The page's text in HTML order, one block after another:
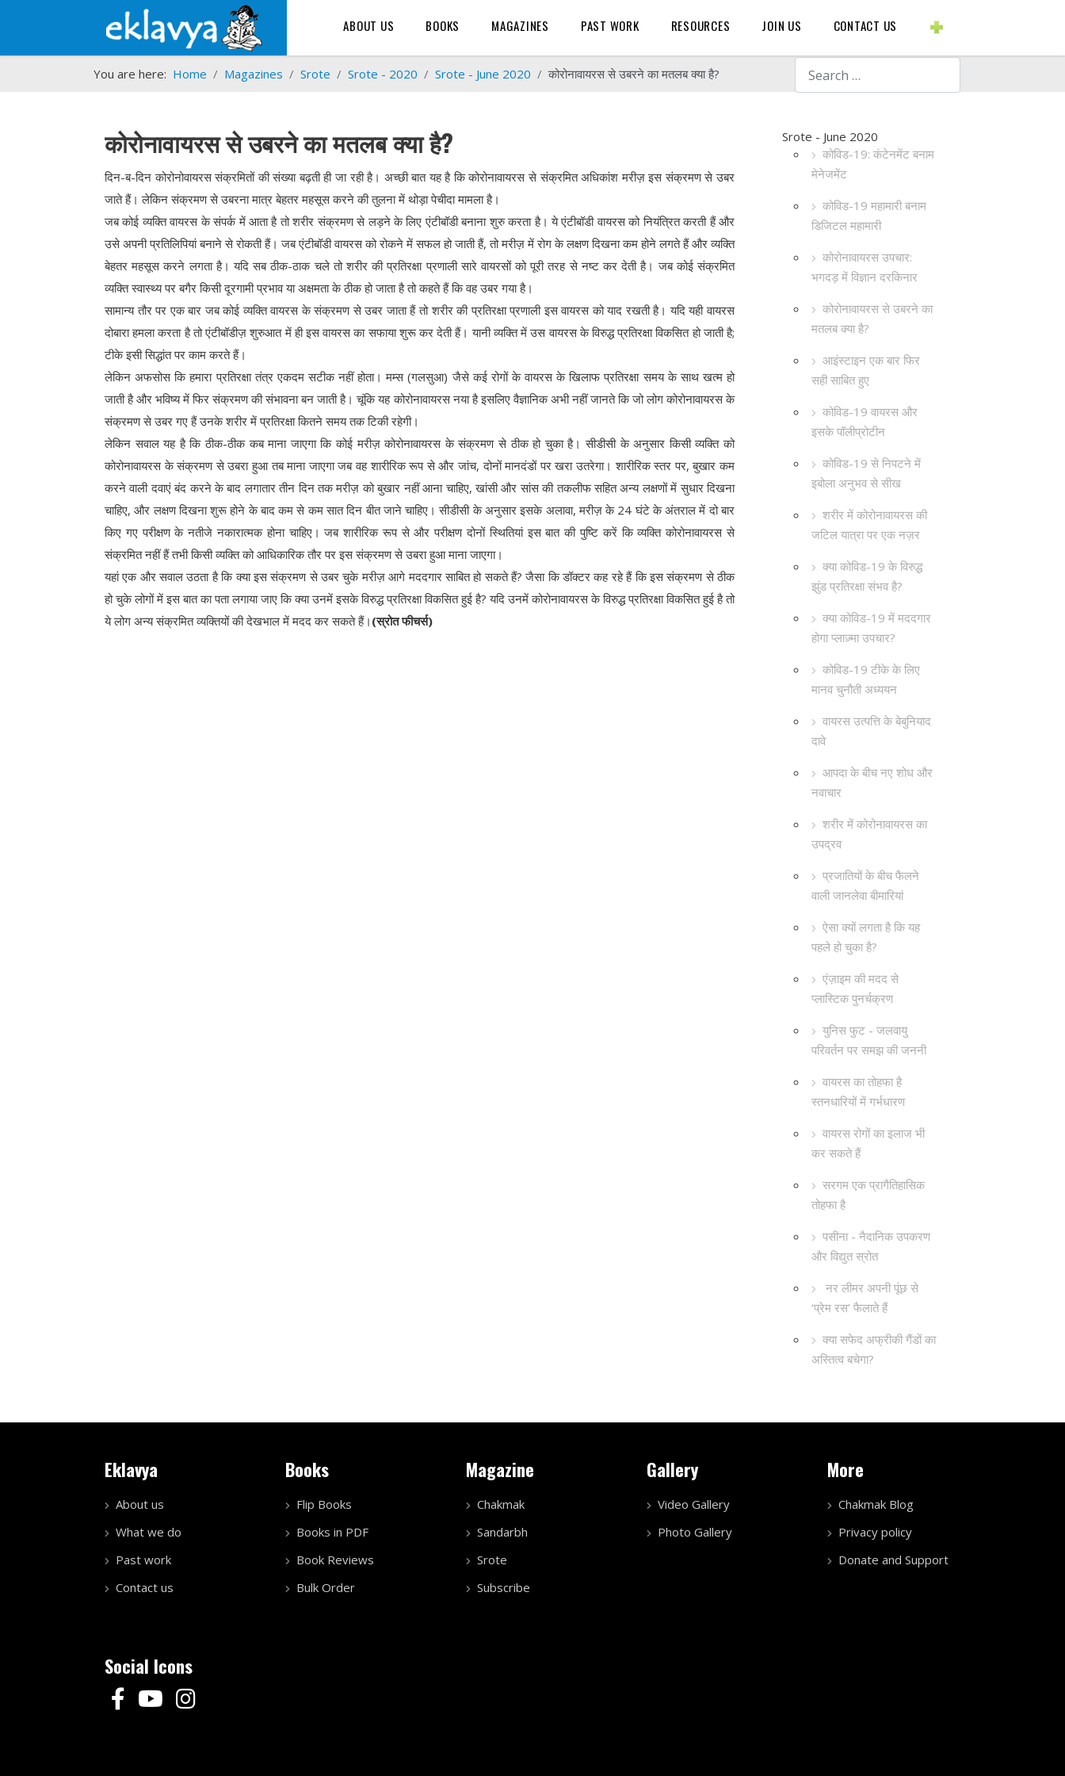
Search
ABOUT US BOOKS MAGAZINES PAST WORK RESOURCES JOIN US CONTACT US
You are here: Home Magazines Srote Srote - 2020 Srote - June 2020 कोरोनावायरस से उबरने का मतलब क्या है?
Srote - June 2020
कोविड-19: कंटेनमेंट बनाम
मेनेजमेंट
कोविड-19 महामारी बनाम
डिजिटल महामारी
कोरोनावायरस उपचार:
भगदड़ में विज्ञान दरकिनार
कोरोनावायरस से उबरने का
मतलब क्या है?
आइंस्टाइन एक बार फिर
सही साबित हुए
कोविड-19 वायरस और
इसके पॉलीप्रोटीन
कोविड-19 से निपटने में
इबोला अनुभव से सीख
शरीर में कोरोनावायरस की
जटिल यात्रा पर एक नज़र
क्या कोविड-19 के विरुद्ध
झुंड प्रतिरक्षा संभव है?
क्या कोविड-19 में मददगार
होगा प्लाज़्मा उपचार?
कोविड-19 टीके के लिए
मानव चुनौती अध्ययन
वायरस उत्पत्ति के बेबुनियाद
दावे
आपदा के बीच नए शोध और
नवाचार
शरीर में कोरोनावायरस का
उपद्रव
प्रजातियों के बीच फैलने
वाली जानलेवा बीमारियां
ऐसा क्यों लगता है कि यह
पहले हो चुका है?
एंज़ाइम की मदद से
प्लास्टिक पुनर्चक्रण
युनिस फुट - जलवायु
परिवर्तन पर समझ की जननी
वायरस का तोहफा है
स्तनधारियों में गर्भधारण
वायरस रोगों का इलाज भी
कर सकते हैं
सरगम एक प्रागैतिहासिक
तोहफा है
पसीना - नैदानिक उपकरण
और विद्युत स्रोत
नर लीमर अपनी पूंछ से
‘प्रेम रस’ फैलाते हैं
क्या सफेद अफ्रीकी गैंडों का
अस्तित्व बचेगा?
कोरोनावायरस से उबरने का मतलब क्या है?
दिन-ब-दिन कोरोनोवायरस संक्रमितों की संख्या बढ़ती ही जा रही है। अच्छी बात यह है कि कोरोनावायरस से संक्रमित अधिकांश मरीज़ इस संक्रमण से उबर
जाते हैं। लेकिन संक्रमण से उबरना मात्र बेहतर महसूस करने की तुलना में थोड़ा पेचीदा मामला है।
जब कोई व्यक्ति वायरस के संपर्क में आता है तो शरीर संक्रमण से लड़ने के लिए एंटीबॉडी बनाना शुरु करता है। ये एंटीबॉडी वायरस को नियंत्रित करती हैं और
उसे अपनी प्रतिलिपियां बनाने से रोकती हैं। जब एंटीबॉडी वायरस को रोकने में सफल हो जाती हैं, तो मरीज़ में रोग के लक्षण दिखना कम होने लगते हैं और व्यक्ति
बेहतर महसूस करने लगता है। यदि सब ठीक-ठाक चले तो शरीर की प्रतिरक्षा प्रणाली सारे वायरसों को पूरी तरह से नष्ट कर देती है। जब कोई संक्रमित
व्यक्ति स्वास्थ्य पर बगैर किसी दूरगामी प्रभाव या अक्षमता के ठीक हो जाता है तो कहते हैं कि वह उबर गया है।
सामान्य तौर पर एक बार जब कोई व्यक्ति वायरस के संक्रमण से उबर जाता हैं तो शरीर की प्रतिरक्षा प्रणाली इस वायरस को याद रखती है। यदि यही वायरस
दोबारा हमला करता है तो एंटीबॉडीज़ शुरुआत में ही इस वायरस का सफाया शुरू कर देती हैं। यानी व्यक्ति में उस वायरस के विरुद्ध प्रतिरक्षा विकसित हो जाती है;
टीके इसी सिद्धांत पर काम करते हैं।
लेकिन अफसोस कि हमारा प्रतिरक्षा तंत्र एकदम सटीक नहीं होता। मम्स (गलसुआ) जैसे कई रोगों के वायरस के खिलाफ प्रतिरक्षा समय के साथ खत्म हो
जाती है और भविष्य में फिर संक्रमण की संभावना बन जाती है। चूंकि यह कोरोनावायरस नया है इसलिए वैज्ञानिक अभी नहीं जानते कि जो लोग कोरोनावायरस के
संक्रमण से उबर गए हैं उनके शरीर में प्रतिरक्षा कितने समय तक टिकी रहेगी।
लेकिन सवाल यह है कि ठीक-ठीक कब माना जाएगा कि कोई मरीज़ कोरोनावायरस के संक्रमण से ठीक हो चुका है। सीडीसी के अनुसार किसी व्यक्ति को
कोरोनावायरस के संक्रमण से उबरा हुआ तब माना जाएगा जब वह शारीरिक रूप से और जांच, दोनों मानदंडों पर खरा उतरेगा। शारीरिक स्तर पर, बुखार कम
करने वाली दवाएं बंद करने के बाद लगातार तीन दिन तक मरीज़ को बुखार नहीं आना चाहिए, खांसी और सांस की तकलीफ सहित अन्य लक्षणों में सुधार दिखना
चाहिए, और लक्षण दिखना शुरू होने के बाद कम से कम सात दिन बीत जाने चाहिए। सीडीसी के अनुसार इसके अलावा, मरीज़ के 24 घंटे के अंतराल में दो बार
किए गए परीक्षण के नतीजे नकारात्मक होना चाहिए। जब शारीरिक रूप से और परीक्षण दोनों स्थितियां इस बात की पुष्टि करें कि व्यक्ति कोरोनावायरस से
संक्रमित नहीं हैं तभी किसी व्यक्ति को आधिकारिक तौर पर इस संक्रमण से उबरा हुआ माना जाएगा।
यहां एक और सवाल उठता है कि क्या इस संक्रमण से उबर चुके मरीज़ आगे मददगार साबित हो सकते हैं? जैसा कि डॉक्टर कह रहे हैं कि इस संक्रमण से ठीक
हो चुके लोगों में इस बात का पता लगाया जाए कि क्या उनमें इसके विरुद्ध प्रतिरक्षा विकसित हुई है? यदि उनमें कोरोनावायरस के विरुद्ध प्रतिरक्षा विकसित हुई है तो
ये लोग अन्य संक्रमित व्यक्तियों की देखभाल में मदद कर सकते हैं। (स्रोत फीचर्स)
Eklavya
About us
What we do
Past work
Contact us
Books
Flip Books
Books in PDF
Book Reviews
Bulk Order
Magazine
Chakmak
Sandarbh
Srote
Subscribe
Gallery
Video Gallery
Photo Gallery
More
Chakmak Blog
Privacy policy
Donate and Support
Social Icons